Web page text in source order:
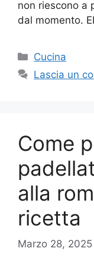
non riescono a
dal momento.
Categorie
Cucina
Lascia un
Come
alla
ricetta
Marzo 28, 2025